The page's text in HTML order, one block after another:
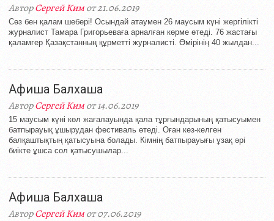
АвторСергей Кимот 21.06.2019
Сөз бен қалам шебері! Осындай атаумен 26 маусым күні жергілікті
журналист Тамара Григорьеваға арналған көрме өтеді. 76 жастағы
қаламгер Қазақстанның құрметті журналисті. Өмірінің 40 жылдан...
Афиша Балхаша
АвторСергей Кимот 14.06.2019
15 маусым күні көл жағалауында қала тұрғындарының қатысуымен
батпырауық ұшырудан фестиваль өтеді. Оған кез-келген
балқаштықтың қатысуына болады. Кімнің батпырауығы ұзақ әрі
биікте ұшса сол қатысушылар...
Афиша Балхаша
АвторСергей Кимот 07.06.2019